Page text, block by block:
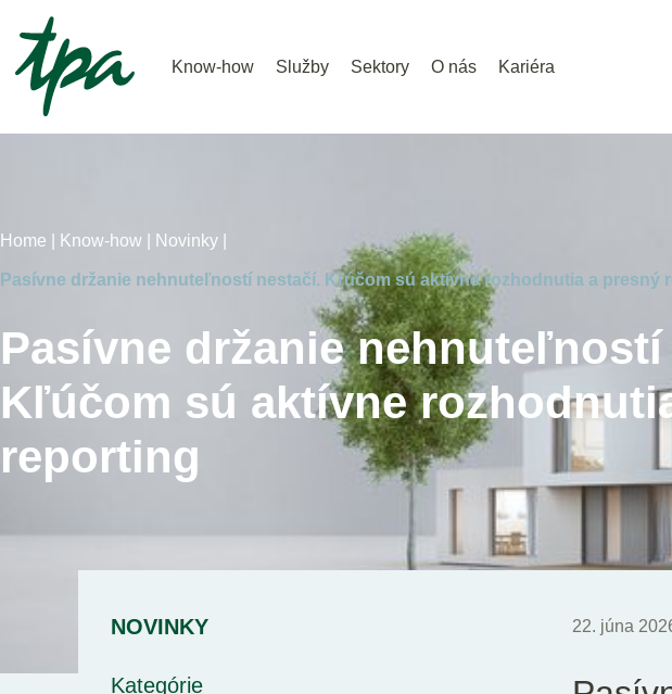
Know-how Služby Sektory O nás Kariéra
Home | Know-how | Novinky |
Pasívne držanie nehnuteľností nestačí. Kľúčom sú aktívne rozhodnutia a presný
Pasívne držanie
Kľúčom sú aktívne
reporting
NOVINKY
Kategórie
22. júna